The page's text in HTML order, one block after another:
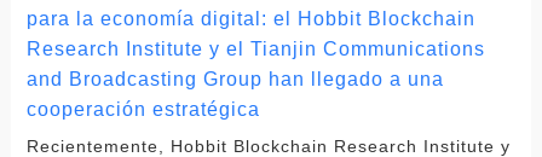
para la economía digital: el Hobbit Blockchain
Research Institute y el Tianjin Communications
and Broadcasting Group han llegado a una
cooperación estratégica
Recientemente, Hobbit Blockchain Research Institute y